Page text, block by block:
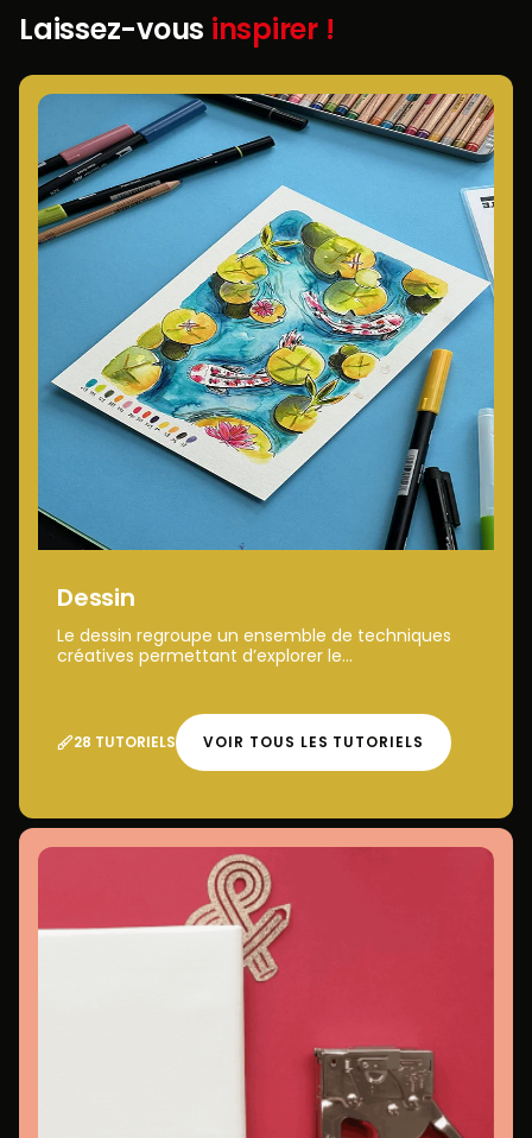
Laissez-vous inspirer !
Dessin
Le dessin regroupe un ensemble de techniques
créatives permettant d’explorer le...
28 TUTORIELS VOIR TOUS LES TUTORIELS